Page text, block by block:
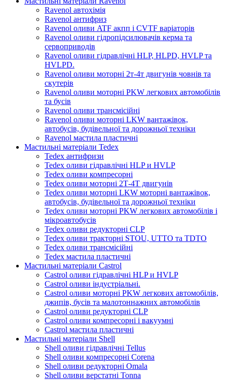
Ravenol автохімія
Ravenol антифриз
Ravenol оливи ATF акпп і CVTF варіаторів
Ravenol оливи гідропідсилювачів керма та
сервоприводів
Ravenol оливи гідравлічні HLP, HLPD, HVLP та
HVLPD.
Ravenol оливи моторні 2т-4т двигунів човнів та
скутерів
Ravenol оливи моторні PKW легкових автомобілів
та бусів
Ravenol оливи трансмісійні
Ravenol оливи моторні LKW вантажівок,
автобусів, будівельної та дорожньої техніки
Ravenol мастила пластичні
Мастильні матеріали Tedex
Tedex антифризи
Tedex оливи гідравлічні HLP и HVLP
Tedex оливи компресорні
Tedex оливи моторні 2Т-4Т двигунів
Tedex оливи моторні LKW моторні вантажівок,
автобусів, будівельної та дорожньої техніки
Tedex оливи моторні PKW легкових автомобілів і
мікроавтобусів
Tedex оливи редукторні CLP
Tedex оливи тракторні STOU, UTTO та TDTO
Tedex оливи трансмісійні
Tedex мастила пластичні
Мастильні матеріали Castrol
Castrol оливи гідравлічні HLP и HVLP
Castrol оливи індустріальні.
Castrol оливи моторні PKW легкових автомобілів,
джипів, бусів та малотоннажних автомобілів
Castrol оливи редукторні CLP
Castrol оливи компресорні і вакуумні
Castrol мастила пластичні
Мастильні матеріали Shell
Shell оливи гідравлічні Tellus
Shell оливи компресорні Corena
Shell оливи редукторні Omala
Shell оливи верстатні Tonna